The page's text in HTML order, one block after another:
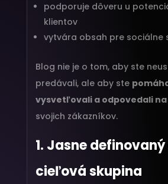
podporuje dôveru u
klientov
vytvára obsah pre sociálne
Blog nie je o tom, aby ste
predávali, ale aby ste
vysvetľovali a odpovedali
svojich zákazníkov.
1. Jasne
cieľová skupina